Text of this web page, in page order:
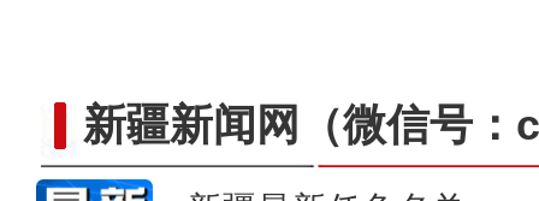
新疆新闻网 （微信号